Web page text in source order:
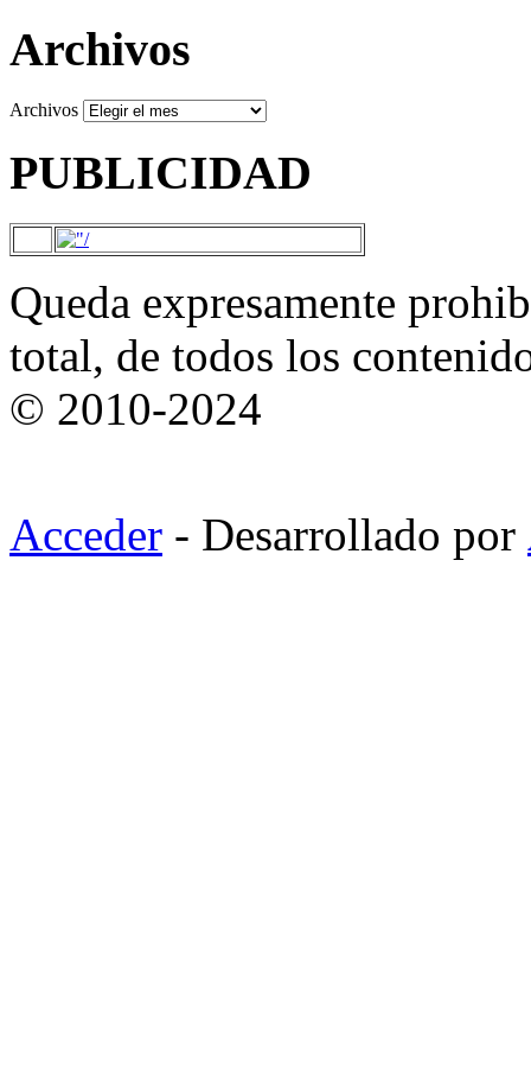
Archivos
Archivos
PUBLICIDAD
Queda expresamente
total, de todos los
© 2010-2024
Acceder - Desarrollado por